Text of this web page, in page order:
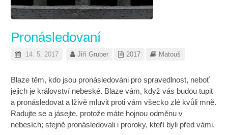
Pronásledovaní
14. 5. 2017 Jiří Gruber 2017 Matouš
Blaze těm, kdo jsou pronásledováni pro spravedlnost, neboť
jejich je království nebeské. Blaze vám, když vás budou tupit
a pronásledovat a lživě mluvit proti vám všecko zlé kvůli mně.
Radujte se a jásejte, protože máte hojnou odměnu v
nebesích; stejně pronásledovali i proroky, kteří byli před vámi.